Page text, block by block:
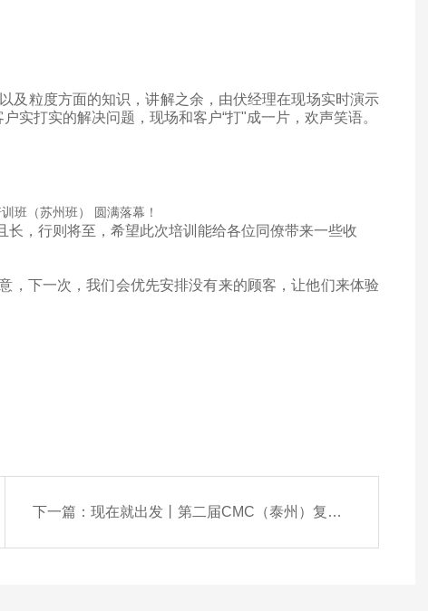
及粒度方面的知识 ，讲解之余，由伏经理在现场实时演示
实打实的解决问题，现场和客户“打"成一片，欢声笑语。
长，行则将至，希望此次培训能给各位同僚带来一些收
，下一次，我们会优先安排没有来的顾客，让他们来体验
下一篇： 现在就出发丨第二届CMC（泰州）复杂制剂产业化论坛